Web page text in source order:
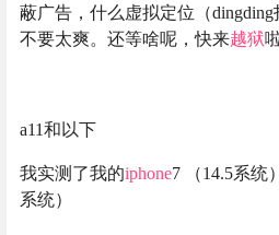
蔽广告，什么虚拟定位（
不要太爽。还等啥呢，快来越狱
a11和以下
我实测了我的iphone7 （14.5系统
系统）